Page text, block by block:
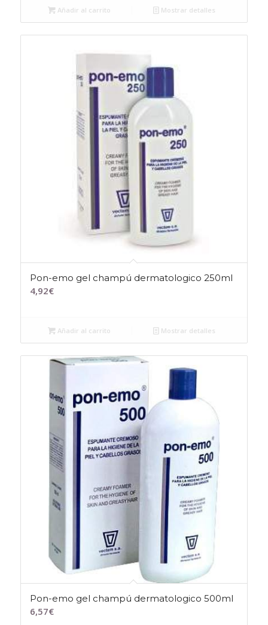
Añadir al carrito Mostrar detalles
Pon-emo gel champú dermatologico 250ml
4,92€
Añadir al carrito Mostrar detalles
Pon-emo gel champú dermatologico 500ml
6,57€